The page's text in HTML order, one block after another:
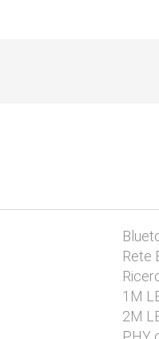
Rete
1M
2M